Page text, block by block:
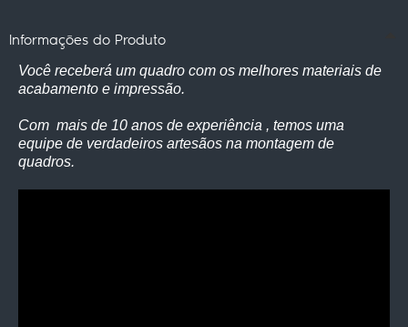
Informações do Produto
Você receberá um quadro com os melhores materiais de
acabamento e impressão.
Com mais de 10 anos de experiência , temos uma
equipe de verdadeiros artesãos na montagem de
quadros.